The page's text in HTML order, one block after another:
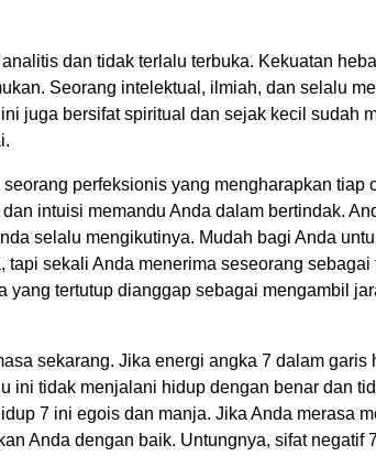
dan tidak terlalu terbuka. Kekuatan
Seorang intelektual, ilmiah, dan selalu
juga bersifat spiritual dan sejak kecil sudah
perfeksionis yang mengharapkan tiap
intuisi memandu Anda dalam bertindak.
selalu mengikutinya. Mudah bagi Anda
sekali Anda menerima seseorang
tertutup dianggap sebagai mengambil
sekarang. Jika energi angka 7 dalam
tidak menjalani hidup dengan benar dan
7 ini egois dan manja. Jika Anda merasa
Anda dengan baik. Untungnya, sifat